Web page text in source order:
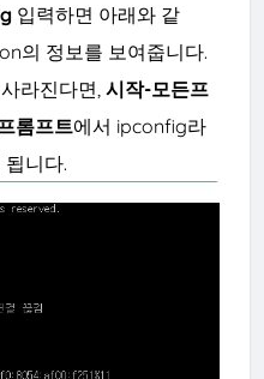
입력하면 아래와 같
의 정보를 보여줍니다.
라진다면, 시작-모든프
롬프트에서 ipconfig라
니다.